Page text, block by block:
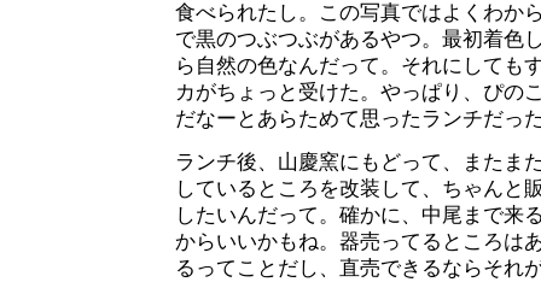
食べられたし。この写真ではよくわか
で黒のつぶつぶがあるやつ。最初着色
ら自然の色なんだって。それにしても
カがちょっと受けた。やっぱり、ぴの
だなーとあらためて思ったランチだっ
ランチ後、山慶窯にもどって、またま
しているところを改装して、ちゃんと
したいんだって。確かに、中尾まで来
からいいかもね。器売ってるところは
るってことだし、直売できるならそれ